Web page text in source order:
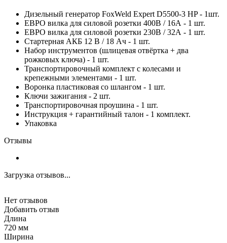
Дизельный генератор FoxWeld Expert D5500-3 HP - 1шт.
ЕВРО вилка для силовой розетки 400В / 16А - 1 шт.
ЕВРО вилка для силовой розетки 230В / 32А - 1 шт.
Стартерная АКБ 12 В / 18 Ач - 1 шт.
Набор инструментов (шлицевая отвёртка + два
рожковых ключа) - 1 шт.
Транспортировочный комплект с колесами и
крепежными элементами - 1 шт.
Воронка пластиковая со шлангом - 1 шт.
Ключи зажигания - 2 шт.
Транспортировочная проушина - 1 шт.
Инструкция + гарантийный талон - 1 комплект.
Упаковка
Отзывы
Загрузка отзывов...
Нет отзывов
Добавить отзыв
Длина
720 мм
Ширина